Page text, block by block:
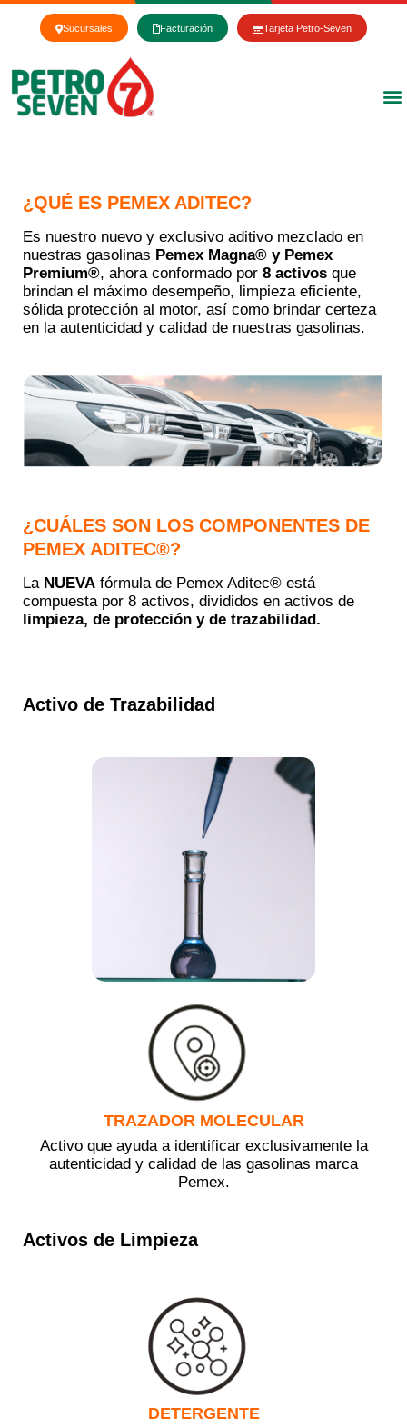
Ir
contenido
Sucursales Facturación Tarjeta Petro-Seven
¿QUÉ ES PEMEX ADITEC?
Es nuestro nuevo y exclusivo aditivo mezclado en
nuestras gasolinas Pemex Magna® y Pemex
Premium®, ahora conformado por 8 activos que
brindan el máximo desempeño, limpieza eficiente,
sólida protección al motor, así como brindar certeza
en la autenticidad y calidad de nuestras gasolinas.
¿CUÁLES SON LOS COMPONENTES DE
PEMEX ADITEC®?
La NUEVA fórmula de Pemex Aditec® está
compuesta por 8 activos, divididos en activos de
limpieza, de protección y de trazabilidad.
Activo de Trazabilidad
TRAZADOR MOLECULAR
Activo que ayuda a identificar exclusivamente la
autenticidad y calidad de las gasolinas marca
Pemex.
Activos de Limpieza
DETERGENTE